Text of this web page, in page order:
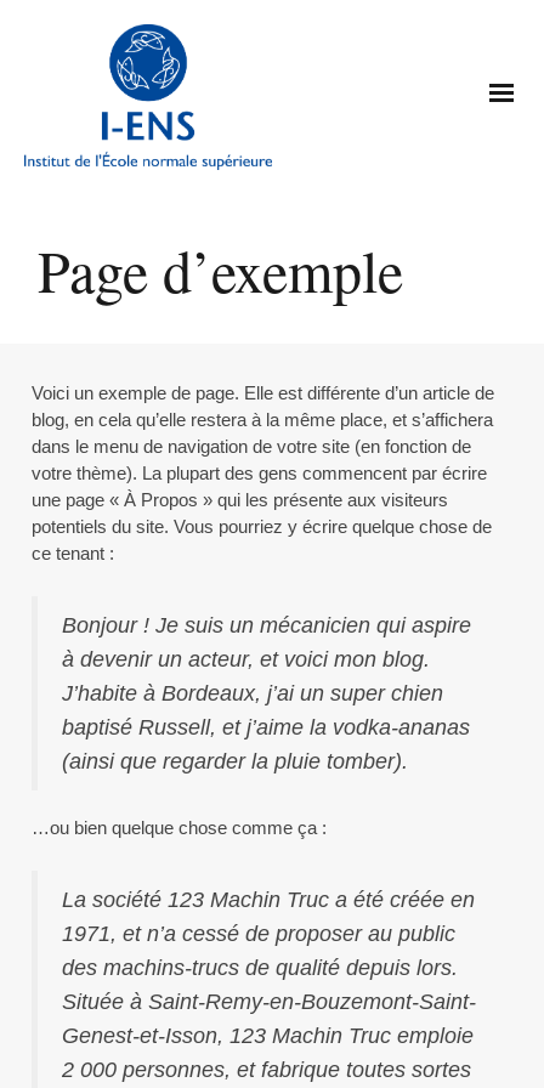
Page d’exemple
Voici un exemple de page. Elle est différente d’un article de
blog, en cela qu’elle restera à la même place, et s’affichera
dans le menu de navigation de votre site (en fonction de
votre thème). La plupart des gens commencent par écrire
une page « À Propos » qui les présente aux visiteurs
potentiels du site. Vous pourriez y écrire quelque chose de
ce tenant :
Bonjour ! Je suis un mécanicien qui aspire
à devenir un acteur, et voici mon blog.
J’habite à Bordeaux, j’ai un super chien
baptisé Russell, et j’aime la vodka-ananas
(ainsi que regarder la pluie tomber).
…ou bien quelque chose comme ça :
La société 123 Machin Truc a été créée en
1971, et n’a cessé de proposer au public
des machins-trucs de qualité depuis lors.
Située à Saint-Remy-en-Bouzemont-Saint-
Genest-et-Isson, 123 Machin Truc emploie
2 000 personnes, et fabrique toutes sortes